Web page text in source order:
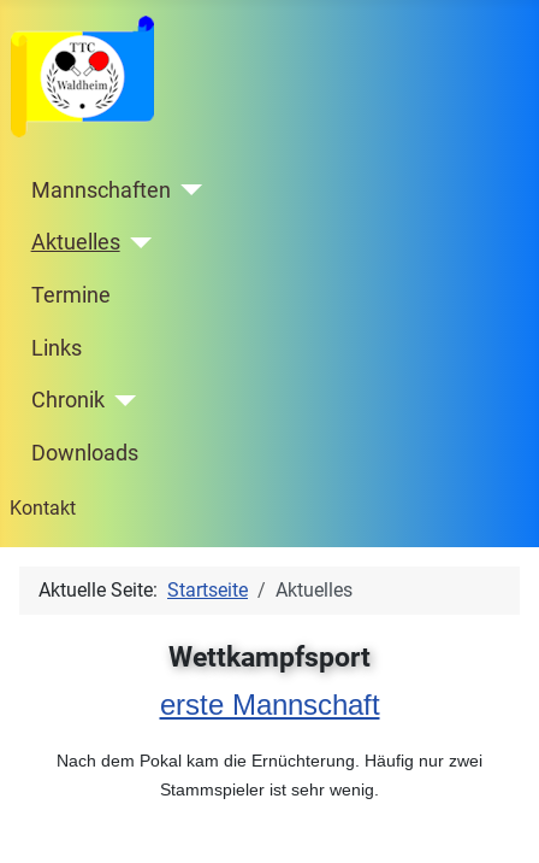
Mannschaften
Aktuelles
Termine
Links
Chronik
Downloads
Kontakt
Aktuelle Seite: Startseite Aktuelles
Wettkampfsport
erste Mannschaft
Nach dem Pokal kam die Ernüchterung. Häufig nur zwei
Stammspieler ist sehr wenig.